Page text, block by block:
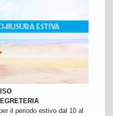
Giappone, il Centro
Namikoshi. Nel 1940
di Shiatsu, oggi
in seguito molto
Il suo stile è
dello Shiatsu.
si applicano su
a volte con i
più che altro le vie della
il periodo estivo dal 10 al